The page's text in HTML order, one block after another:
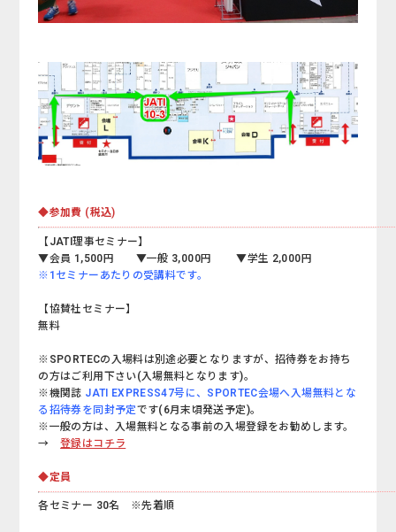
◆参加費 (税込)
【JATI理事セミナー】
▼会員 1,500円 ▼一般 3,000円 ▼学生 2,000円
※1セミナーあたりの受講料です。
【協賛社セミナー】
無料
※SPORTECの入場料は別途必要となりますが、招待券をお持ち
の方はご利用下さい(入場無料となります)。
※機関誌 JATI EXPRESS47号に、SPORTEC会場へ入場無料とな
る招待券を同封予定です(6月末頃発送予定)。
※一般の方は、入場無料となる事前の入場登録をお勧めします。
→登録はコチラ
◆定員
各セミナー 30名 ※先着順